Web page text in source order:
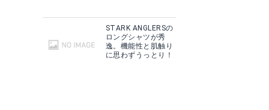
STARK ANGLERSの
ロングシャツが秀
逸。機能性と肌触り
に思わずうっとり！